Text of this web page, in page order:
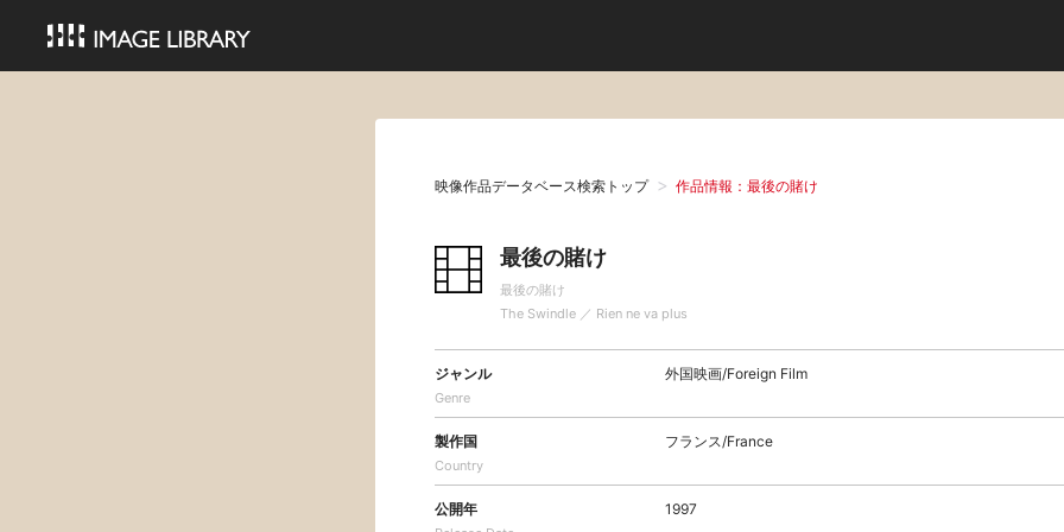
映像作品データベース検索トップ 作品情報：最後の賭け
最後の賭け
最後の賭け
The Swindle ／ Rien ne va plus
ジャンル
Genre
外国映画/Foreign Film
製作国
Country
フランス/France
公開年 1997